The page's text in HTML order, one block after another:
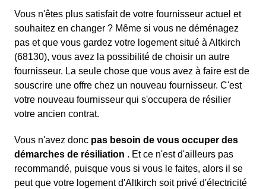
Vous n'êtes plus satisfait de votre fournisseur actuel et
souhaitez en changer ? Même si vous ne déménagez
pas et que vous gardez votre logement situé à Altkirch
(68130), vous avez la possibilité de choisir un autre
fournisseur. La seule chose que vous avez à faire est de
souscrire une offre chez un nouveau fournisseur. C'est
votre nouveau fournisseur qui s'occupera de résilier
votre ancien contrat.
Vous n'avez donc pas besoin de vous occuper des
démarches de résiliation . Et ce n'est d'ailleurs pas
recommandé, puisque vous si vous le faites, alors il se
peut que votre logement d'Altkirch soit privé d'électricité